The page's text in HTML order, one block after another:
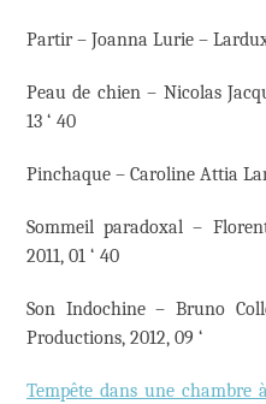
Partir – Joanna Lurie – Lardux
Peau de chien – Nicolas
13 ‘ 40
Pinchaque – Caroline Attia
Sommeil paradoxal –
2011, 01 ‘ 40
Son Indochine – Bruno
Productions, 2012, 09 ‘
Tempête dans une chambre